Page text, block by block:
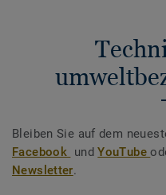
Bleiben Sie auf dem
Facebook undYouTube
Newsletter.